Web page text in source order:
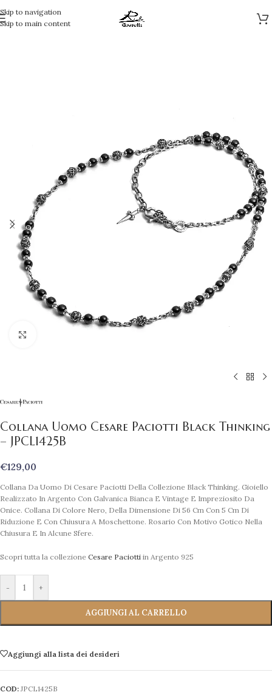
Skip to navigation
Skip to main content
Collana Uomo Cesare Paciotti Black Thinking
– JPCL1425B
€129,00
Collana Da Uomo Di Cesare Paciotti Della Collezione Black Thinking. Gioiello
Realizzato In Argento Con Galvanica Bianca E Vintage E Impreziosito Da
Onice. Collana Di Colore Nero, Della Dimensione Di 56 Cm Con 5 Cm Di
Riduzione E Con Chiusura A Moschettone. Rosario Con Motivo Gotico Nella
Chiusura E In Alcune Sfere.
Scopri tutta la collezione Cesare Paciotti in Argento 925
- +
AGGIUNGI AL CARRELLO
Aggiungi alla lista dei desideri
COD:JPCL1425B